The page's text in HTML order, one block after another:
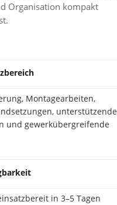
Organisation kompakt
Montagearbeiten,
unterstützende
und gewerkübergreifende
in 3–5 Tagen